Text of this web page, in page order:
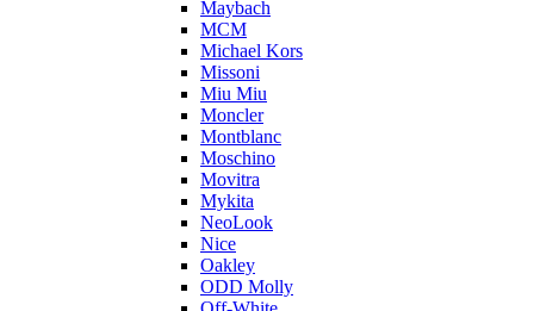
Maybach
MCM
Michael Kors
Missoni
Miu Miu
Moncler
Montblanc
Moschino
Movitra
Mykita
NeoLook
Nice
Oakley
ODD Molly